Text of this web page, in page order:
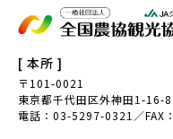
[ 本所 ]
〒101-0021
東京都千代田区外神田1-16-
電話：03-5297-0321／FAX